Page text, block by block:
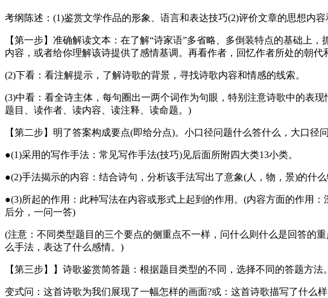
考纲陈述：(1)鉴赏文学作品的形象、语言和表达技巧(2)评价文章的思想内
【第一步】准确解读文本：在了解“诗家语”多省略、多倒装特点的基础上
内容，或者给你理解该诗提供了感情基调。再看作者，回忆作者所处的朝
(2)下看：看注解提示，了解诗歌的背景，寻找诗歌内容和情感的线索。
(3)中看：看全诗主体，每句圈出一两个词作为句眼，特别注意诗歌中的表
题目、读作者、读内容、读注释、读命题。)
【第二步】明了答案构成要点(即给分点)。小口径问题什么答什么，大口径
●(1)采用的写作手法：常见写作手法(技巧)见后面所附四大类13小类。
●(2)手法揭示的内容：结合诗句，分析该手法写出了意象(人，物，景)的什
●(3)所起的作用：此种写法在内容或形式上起到的作用。(内容方面的作用
后分，一问一答)
(注意：不同类型题目的三个要点的侧重点不一样，问什么则什么是回答的
么手法，表达了什么感情。)
【第三步】】诗歌鉴赏简答题：根据题目类型的不同，选择不同的答题方
变式问：这首诗歌为我们展现了一幅怎样的画面?或：这首诗歌描写了什么